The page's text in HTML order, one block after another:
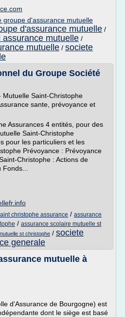
groupe d'assurance mutuelle
d'assurance mutuelle /
mutuelle /
mutuelle / societe
du Groupe Société
Mutuelle Saint-Christophe
sante, prévoyance et
Assurances 4 entités, pour des
Saint-Christophe
pour les particuliers et les
Prévoyance : Prévoyance
Christophe : Actions de
christophe assurance / assurance
/ assurance scolaire mutuelle st
st christophe / societe
generale
mutuelle à
d'Assurance de Bourgogne) est
dont le siège est basé